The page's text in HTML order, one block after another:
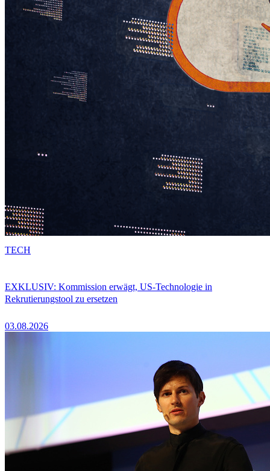
EXKLUSIV: Kommission erwägt, US-Technologie in
Rekrutierungstool zu ersetzen
03.08.2026
TECH